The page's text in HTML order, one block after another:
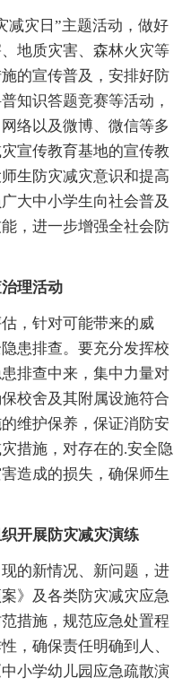
减灾日”主题活动，做好
地质灾害、森林火灾等
的宣传普及，安排好防
知识答题竞赛等活动，
络以及微博、微信等多
宣传教育基地的宣传教
生防灾减灾意识和提高
大中小学生向社会普及
，进一步增强全社会防
理活动
，针对可能带来的威
患排查。要充分发挥校
排查中来，集中力量对
校舍及其附属设施符合
维护保养，保证消防安
措施，对存在的.安全隐
造成的损失，确保师生
开展防灾减灾演练
的新情况、新问题，进
》及各类防灾减灾应急
措施，规范应急处置程
，确保责任明确到人、
小学幼儿园应急疏散演